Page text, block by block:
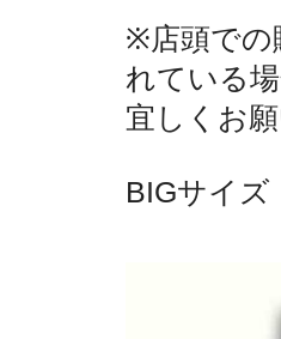
※店頭での
れている
宜しくお願
BIGサイズ